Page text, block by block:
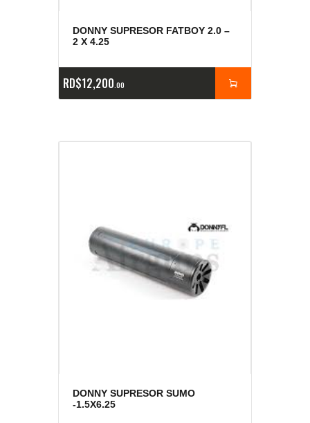
DONNY SUPRESOR FATBOY 2.0 –
2 X 4.25
RD$12,200 00
DONNY SUPRESOR SUMO
-1.5X6.25